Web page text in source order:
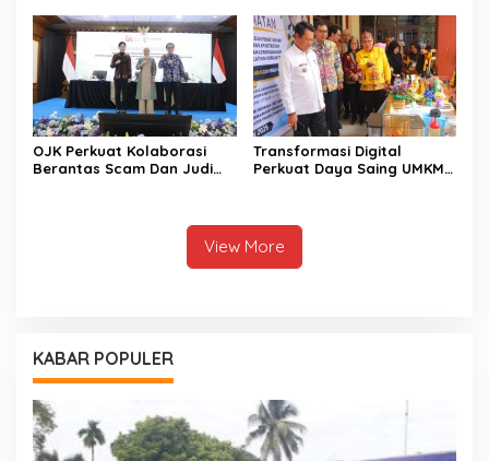
OJK Perkuat Kolaborasi
Berantas Scam Dan Judi
Transformasi Digital
Perkuat Daya Saing UMKM
View More
KABAR POPULER